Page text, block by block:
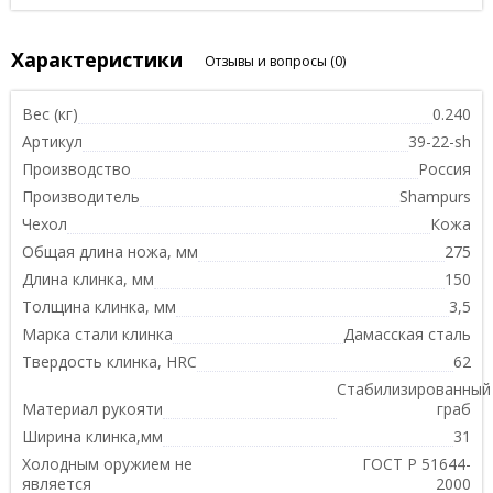
Характеристики Отзывы и вопросы (0)
Вес (кг)
0.240
Артикул
39-22-sh
Производство
Россия
Производитель
Shampurs
Чехол
Кожа
Общая длина ножа, мм
275
Длина клинка, мм
150
Толщина клинка, мм
3,5
Марка стали клинка
Дамасская сталь
Твердость клинка, HRC
62
Материал рукояти
Стабилизированный
граб
Ширина клинка,мм
31
Холодным оружием не
является
ГОСТ Р 51644-
2000